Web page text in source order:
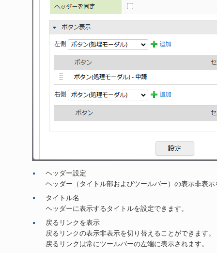
ヘッダー設定
ヘッダー（タイトル部およびツールバー）の表示非表
タイトル名
ヘッダーに表示するタイトルを設定できます。
戻るリンクを表示
戻るリンクの表示非表示を切り替えることができます。
戻るリンクは常にツールバーの左端に表示されます。